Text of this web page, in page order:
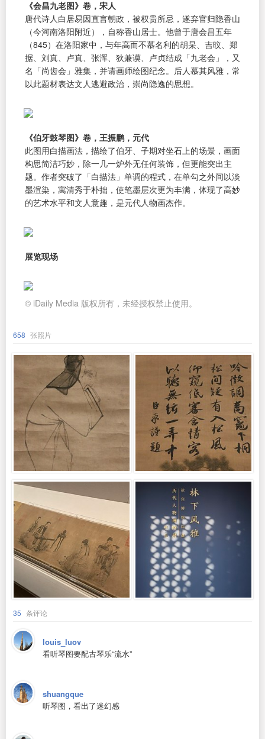
《会昌九老图》卷，宋人
唐代诗人白居易因直言朝政，被权贵所忌，遂弃官归隐香山
（今河南洛阳附近），自称香山居士。他曾于唐会昌五年
（845）在洛阳家中，与年高而不慕名利的胡杲、吉旼、郑
据、刘真、卢真、张浑、狄兼谟、卢贞结成「九老会」，又
名「尚齿会」雅集，并请画师绘图纪念。后人慕其风雅，常
以此题材表达文人逃避政治，崇尚隐逸的思想。
《伯牙鼓琴图》卷，王振鹏，元代
此图用白描画法，描绘了伯牙、子期对坐石上的场景，画面
构思简洁巧妙，除一几一炉外无任何装饰，但更能突出主
题。作者突破了「白描法」单调的程式，在单勾之外间以淡
墨渲染，寓清秀于朴拙，使笔墨层次更为丰满，体现了高妙
的艺术水平和文人意趣，是元代人物画杰作。
展览现场
© iDaily Media 版权所有，未经授权禁止使用。
658 张照片
35 条评论
louis_luov
看听琴图要配古琴乐“流水”
shuangque
听琴图，看出了迷幻感